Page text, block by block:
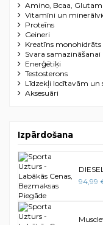
Amino, Bcaa,
Vitamīni un
Proteīns
Geineri
Kreatīns monohidrāts
Svara samazināšanai
Enerģētiķi
Testosterons
Līdzekļi locītavām un
Aksesuāri
Izpārdošana
94,99